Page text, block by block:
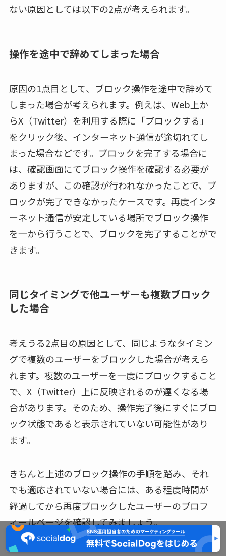
ない原因としては以下の2点が考えられます。
操作を途中で辞めてしまった場合
原因の1点目として、ブロック操作を途中で辞めて
しまった場合が考えられます。例えば、Web上か
らX（Twitter）を利用する際に「ブロックする」
をクリック後、インターネット通信が途切れてし
まった場合などです。ブロックを完了する場合に
は、確認画面にてブロック操作を確認する必要が
ありますが、この確認が行われなかったことで、ブ
ロックが完了できなかったケースです。再度インタ
ーネット通信が安定している場所でブロック操作
を一から行うことで、ブロックを完了することがで
きます。
同じタイミングで他ユーザーも複数ブロック
した場合
考えうる2点目の原因として、同じようなタイミン
グで複数のユーザーをブロックした場合が考えら
れます。複数のユーザーを一度にブロックすること
で、X（Twitter）上に反映されるのが遅くなる場
合があります。そのため、操作完了後にすぐにブロ
ック状態であると表示されていない可能性があり
ます。
きちんと上述のブロック操作の手順を踏み、それ
でも適応されていない場合には、ある程度時間が
経過してから再度ブロックしたユーザーのプロフ
ィールページを確認してみましょう。